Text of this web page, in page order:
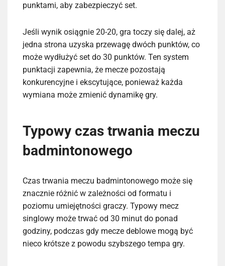
punktami, aby zabezpieczyć set.
Jeśli wynik osiągnie 20-20, gra toczy się dalej, aż
jedna strona uzyska przewagę dwóch punktów, co
może wydłużyć set do 30 punktów. Ten system
punktacji zapewnia, że mecze pozostają
konkurencyjne i ekscytujące, ponieważ każda
wymiana może zmienić dynamikę gry.
Typowy czas trwania meczu
badmintonowego
Czas trwania meczu badmintonowego może się
znacznie różnić w zależności od formatu i
poziomu umiejętności graczy. Typowy mecz
singlowy może trwać od 30 minut do ponad
godziny, podczas gdy mecze deblowe mogą być
nieco krótsze z powodu szybszego tempa gry.